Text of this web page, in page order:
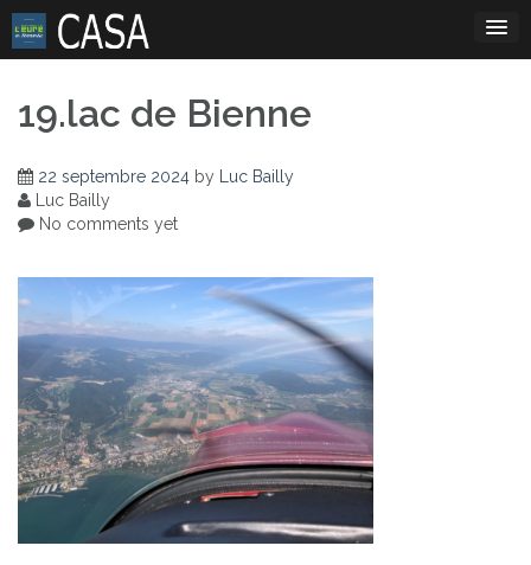
Skip
content
19.lac de Bienne
22 septembre 2024 by Luc Bailly
Luc Bailly
No comments yet